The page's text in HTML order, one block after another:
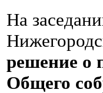
На
решение о
Общего